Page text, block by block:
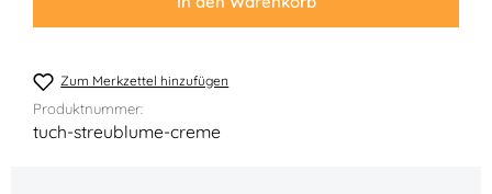
Zum Merkzettel hinzufügen
Produktnummer:
tuch-streublume-creme